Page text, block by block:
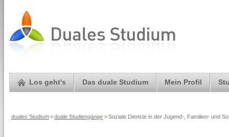
Los geht's Das duale Studium Mein Profil
duales Studium> duale Studiengänge >Soziale Dienste in der Jugend-, Familien- und